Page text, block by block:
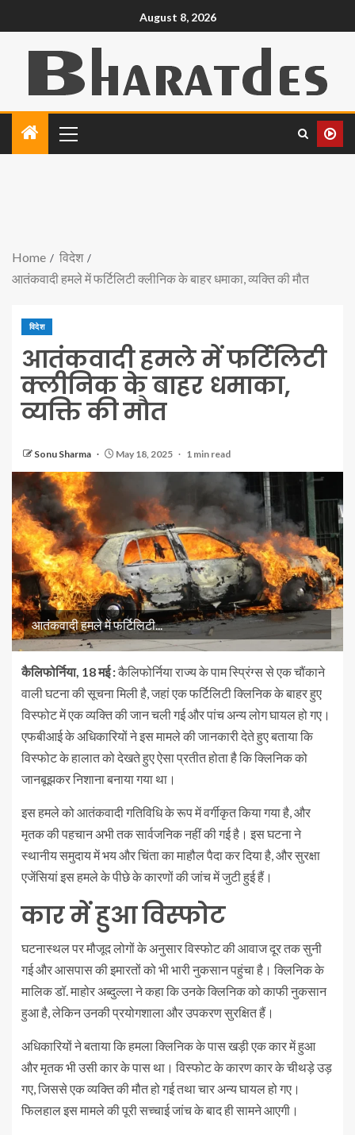
August 8, 2026
Home
विदेश
आतंकवादी हमले में फर्टिलिटी क्लीनिक के बाहर धमाका, व्यक्ति की मौत
विदेश
आतंकवादी हमले में फर्टिलिटी
क्लीनिक के बाहर धमाका,
व्यक्ति की मौत
Sonu Sharma May 18, 2025 1 min read
आतंकवादी हमले में फर्टिलिटी...
कैलिफोर्निया, 18 मई :कैलिफोर्निया राज्य के पाम स्प्रिंग्स से एक चौंकाने
वाली घटना की सूचना मिली है, जहां एक फर्टिलिटी क्लिनिक के बाहर हुए
विस्फोट में एक व्यक्ति की जान चली गई और पांच अन्य लोग घायल हो गए।
एफबीआई के अधिकारियों ने इस मामले की जानकारी देते हुए बताया कि
विस्फोट के हालात को देखते हुए ऐसा प्रतीत होता है कि क्लिनिक को
जानबूझकर निशाना बनाया गया था।
इस हमले को आतंकवादी गतिविधि के रूप में वर्गीकृत किया गया है, और
मृतक की पहचान अभी तक सार्वजनिक नहीं की गई है। इस घटना ने
स्थानीय समुदाय में भय और चिंता का माहौल पैदा कर दिया है, और सुरक्षा
एजेंसियां इस हमले के पीछे के कारणों की जांच में जुटी हुई हैं।
कार में हुआ विस्फोट
घटनास्थल पर मौजूद लोगों के अनुसार विस्फोट की आवाज दूर तक सुनी
गई और आसपास की इमारतों को भी भारी नुकसान पहुंचा है। क्लिनिक के
मालिक डॉ. माहोर अब्दुल्ला ने कहा कि उनके क्लिनिक को काफी नुकसान
हुआ है, लेकिन उनकी प्रयोगशाला और उपकरण सुरक्षित हैं।
अधिकारियों ने बताया कि हमला क्लिनिक के पास खड़ी एक कार में हुआ
और मृतक भी उसी कार के पास था। विस्फोट के कारण कार के चीथड़े उड़
गए, जिससे एक व्यक्ति की मौत हो गई तथा चार अन्य घायल हो गए।
फिलहाल इस मामले की पूरी सच्चाई जांच के बाद ही सामने आएगी।